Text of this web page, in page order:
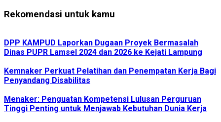
Rekomendasi untuk kamu
DPP KAMPUD Laporkan Dugaan Proyek Bermasalah
Dinas PUPR Lamsel 2024 dan 2026 ke Kejati Lampung
Kemnaker Perkuat Pelatihan dan Penempatan Kerja Bagi
Penyandang Disabilitas
Menaker: Penguatan Kompetensi Lulusan Perguruan
Tinggi Penting untuk Menjawab Kebutuhan Dunia Kerja